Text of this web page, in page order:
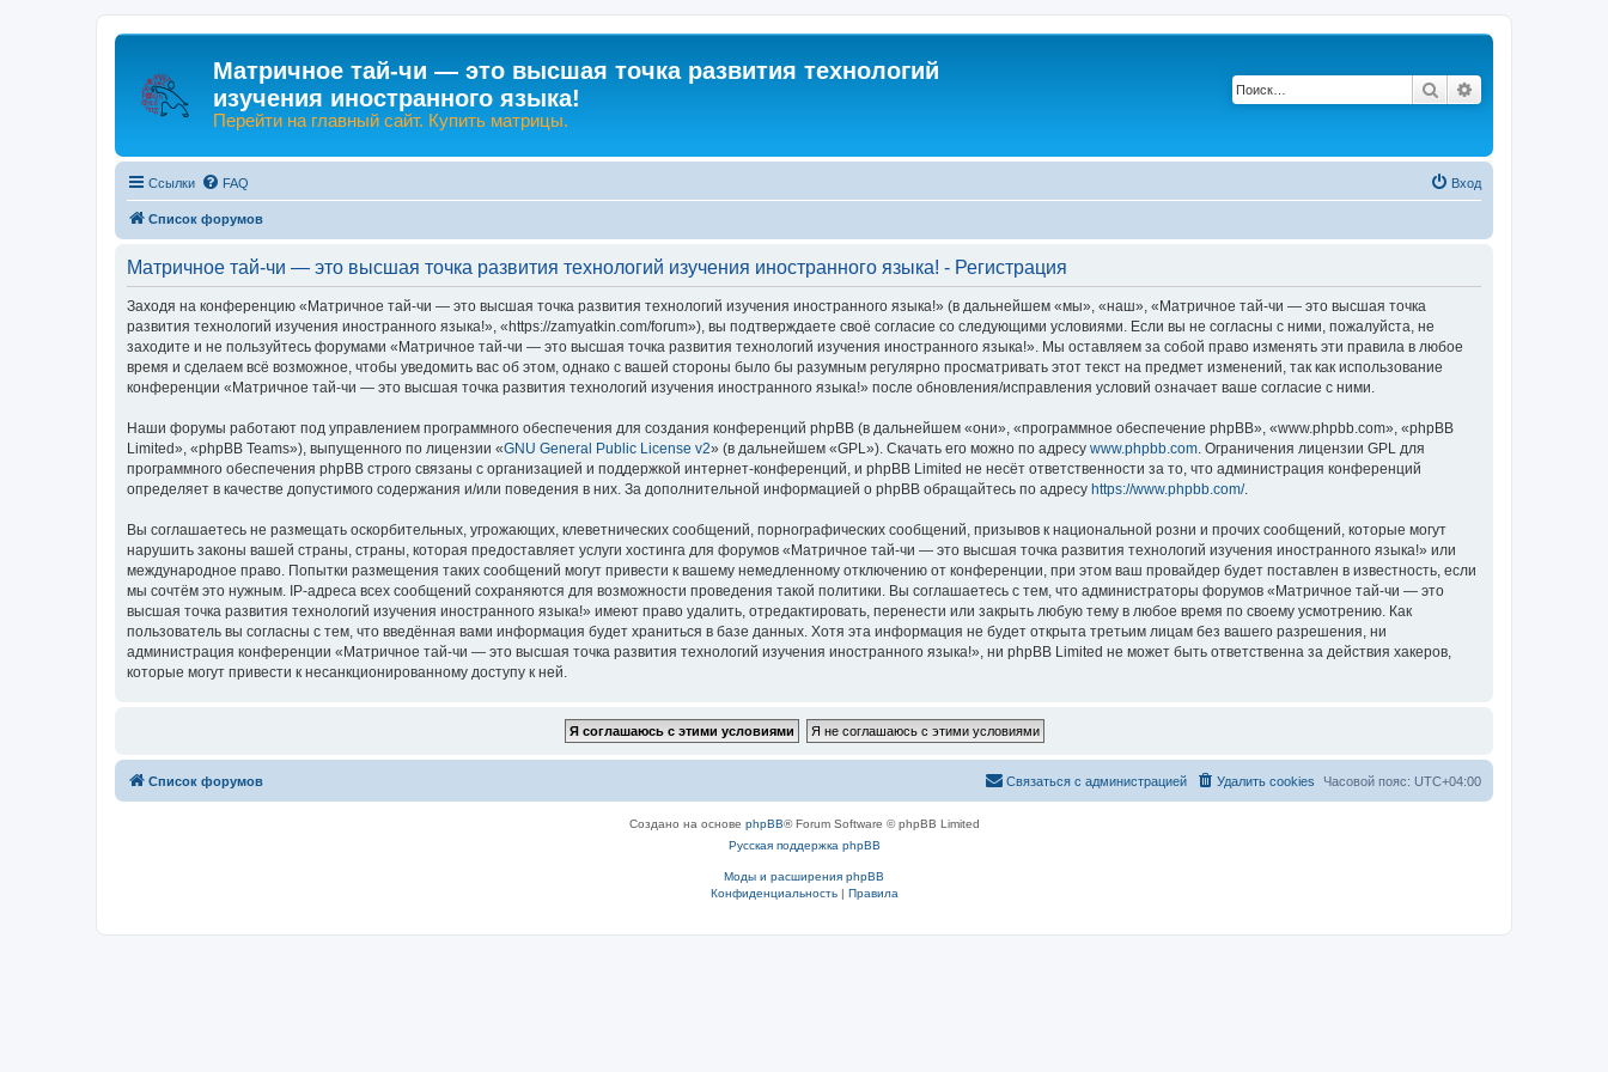
Матричное тай-чи — это высшая точка развития технологий
изучения иностранного языка!
Перейти на главный сайт. Купить матрицы.
Поиск
Ссылки FAQ Вход
Список форумов
Матричное тай-чи — это высшая точка развития технологий изучения иностранного языка! - Регистрация
Заходя на конференцию «Матричное тай-чи — это высшая точка развития технологий изучения иностранного языка!» (в дальнейшем «мы», «наш», «Матричное тай-чи — это высшая точка
развития технологий изучения иностранного языка!», «https://zamyatkin.com/forum»), вы подтверждаете своё согласие со следующими условиями. Если вы не согласны с ними, пожалуйста, не
заходите и не пользуйтесь форумами «Матричное тай-чи — это высшая точка развития технологий изучения иностранного языка!». Мы оставляем за собой право изменять эти правила в любое
время и сделаем всё возможное, чтобы уведомить вас об этом, однако с вашей стороны было бы разумным регулярно просматривать этот текст на предмет изменений, так как использование
конференции «Матричное тай-чи — это высшая точка развития технологий изучения иностранного языка!» после обновления/исправления условий означает ваше согласие с ними.
Наши форумы работают под управлением программного обеспечения для создания конференций phpBB (в дальнейшем «они», «программное обеспечение phpBB», «www.phpbb.com», «phpBB
Limited», «phpBB Teams»), выпущенного по лицензии «GNU General Public License v2» (в дальнейшем «GPL»). Скачать его можно по адресу www.phpbb.com . Ограничения лицензии GPL для
программного обеспечения phpBB строго связаны с организацией и поддержкой интернет-конференций, и phpBB Limited не несёт ответственности за то, что администрация конференций
определяет в качестве допустимого содержания и/или поведения в них. За дополнительной информацией о phpBB обращайтесь по адресу https://www.phpbb.com/.
Вы соглашаетесь не размещать оскорбительных, угрожающих, клеветнических сообщений, порнографических сообщений, призывов к национальной розни и прочих сообщений, которые могут
нарушить законы вашей страны, страны, которая предоставляет услуги хостинга для форумов «Матричное тай-чи — это высшая точка развития технологий изучения иностранного языка!» или
международное право. Попытки размещения таких сообщений могут привести к вашему немедленному отключению от конференции, при этом ваш провайдер будет поставлен в известность, если
мы сочтём это нужным. IP-адреса всех сообщений сохраняются для возможности проведения такой политики. Вы соглашаетесь с тем, что администраторы форумов «Матричное тай-чи — это
высшая точка развития технологий изучения иностранного языка!» имеют право удалить, отредактировать, перенести или закрыть любую тему в любое время по своему усмотрению. Как
пользователь вы согласны с тем, что введённая вами информация будет храниться в базе данных. Хотя эта информация не будет открыта третьим лицам без вашего разрешения, ни
администрация конференции «Матричное тай-чи — это высшая точка развития технологий изучения иностранного языка!», ни phpBB Limited не может быть ответственна за действия хакеров,
которые могут привести к несанкционированному доступу к ней.
Список форумов Часовой пояс: UTC+04:00
Удалить cookies
Связаться с администрацией
Создано на основе phpBB® Forum Software © phpBB Limited
Русская поддержка phpBB
Моды и расширения phpBB
Конфиденциальность| Правила